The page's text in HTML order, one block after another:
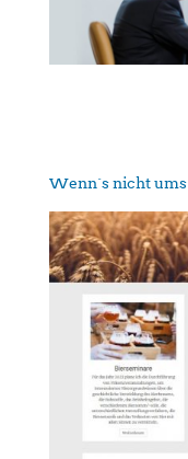
Wenn´s nicht